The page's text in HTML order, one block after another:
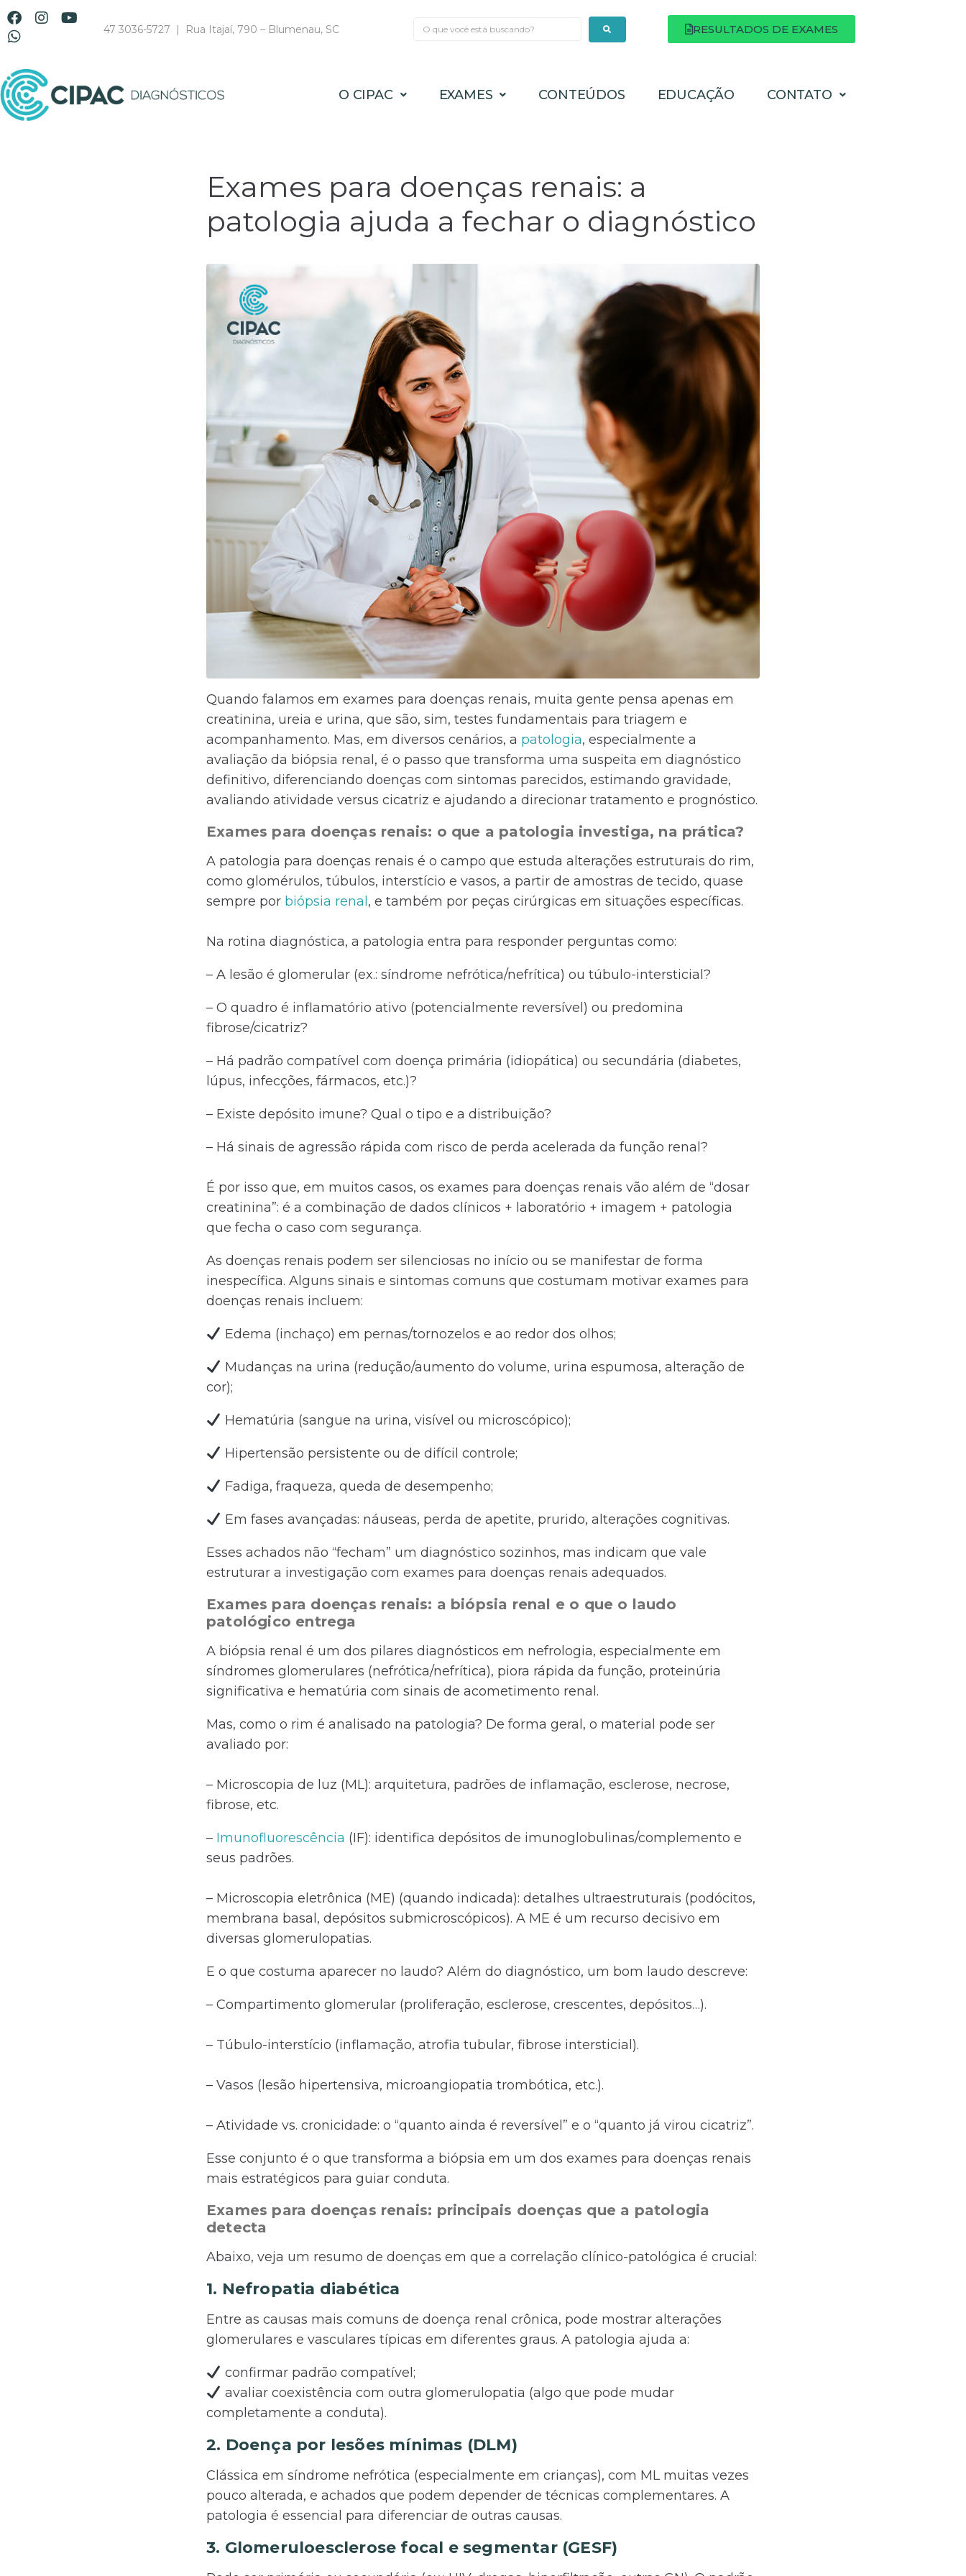
47 3036-5727 | Rua Itajaí, 790 – Blumenau, SC RESULTADOS DE EXAMES
O CIPAC EXAMES CONTEÚDOS EDUCAÇÃO CONTATO
Exames para doenças renais: a
patologia ajuda a fechar o diagnóstico
Quando falamos em exames para doenças renais, muita gente pensa apenas em
creatinina, ureia e urina, que são, sim, testes fundamentais para triagem e
acompanhamento. Mas, em diversos cenários, a patologia, especialmente a
avaliação da biópsia renal, é o passo que transforma uma suspeita em diagnóstico
definitivo, diferenciando doenças com sintomas parecidos, estimando gravidade,
avaliando atividade versus cicatriz e ajudando a direcionar tratamento e prognóstico.
Exames para doenças renais: o que a patologia investiga, na prática?
A patologia para doenças renais é o campo que estuda alterações estruturais do rim,
como glomérulos, túbulos, interstício e vasos, a partir de amostras de tecido, quase
sempre por biópsia renal , e também por peças cirúrgicas em situações específicas.
Na rotina diagnóstica, a patologia entra para responder perguntas como:
– A lesão é glomerular (ex.: síndrome nefrótica/nefrítica) ou túbulo-intersticial?
– O quadro é inflamatório ativo (potencialmente reversível) ou predomina
fibrose/cicatriz?
– Há padrão compatível com doença primária (idiopática) ou secundária (diabetes,
lúpus, infecções, fármacos, etc.)?
– Existe depósito imune? Qual o tipo e a distribuição?
– Há sinais de agressão rápida com risco de perda acelerada da função renal?
É por isso que, em muitos casos, os exames para doenças renais vão além de “dosar
creatinina”: é a combinação de dados clínicos + laboratório + imagem + patologia
que fecha o caso com segurança.
As doenças renais podem ser silenciosas no início ou se manifestar de forma
inespecífica. Alguns sinais e sintomas comuns que costumam motivar exames para
doenças renais incluem:
Edema (inchaço) em pernas/tornozelos e ao redor dos olhos;
Mudanças na urina (redução/aumento do volume, urina espumosa, alteração de
cor);
Hematúria (sangue na urina, visível ou microscópico);
Hipertensão persistente ou de difícil controle;
Fadiga, fraqueza, queda de desempenho;
Em fases avançadas: náuseas, perda de apetite, prurido, alterações cognitivas.
Esses achados não “fecham” um diagnóstico sozinhos, mas indicam que vale
estruturar a investigação com exames para doenças renais adequados.
Exames para doenças renais: a biópsia renal e o que o laudo
patológico entrega
A biópsia renal é um dos pilares diagnósticos em nefrologia, especialmente em
síndromes glomerulares (nefrótica/nefrítica), piora rápida da função, proteinúria
significativa e hematúria com sinais de acometimento renal.
Mas, como o rim é analisado na patologia? De forma geral, o material pode ser
avaliado por:
– Microscopia de luz (ML): arquitetura, padrões de inflamação, esclerose, necrose,
fibrose, etc.
– Imunofluorescência (IF): identifica depósitos de imunoglobulinas/complemento e
seus padrões.
– Microscopia eletrônica (ME) (quando indicada): detalhes ultraestruturais (podócitos,
membrana basal, depósitos submicroscópicos). A ME é um recurso decisivo em
diversas glomerulopatias.
E o que costuma aparecer no laudo? Além do diagnóstico, um bom laudo descreve:
– Compartimento glomerular (proliferação, esclerose, crescentes, depósitos…).
– Túbulo-interstício (inflamação, atrofia tubular, fibrose intersticial).
– Vasos (lesão hipertensiva, microangiopatia trombótica, etc.).
– Atividade vs. cronicidade: o “quanto ainda é reversível” e o “quanto já virou cicatriz”.
Esse conjunto é o que transforma a biópsia em um dos exames para doenças renais
mais estratégicos para guiar conduta.
Exames para doenças renais: principais doenças que a patologia
detecta
Abaixo, veja um resumo de doenças em que a correlação clínico-patológica é crucial:
1. Nefropatia diabética
Entre as causas mais comuns de doença renal crônica, pode mostrar alterações
glomerulares e vasculares típicas em diferentes graus. A patologia ajuda a:
confirmar padrão compatível;
avaliar coexistência com outra glomerulopatia (algo que pode mudar
completamente a conduta).
2. Doença por lesões mínimas (DLM)
Clássica em síndrome nefrótica (especialmente em crianças), com ML muitas vezes
pouco alterada, e achados que podem depender de técnicas complementares. A
patologia é essencial para diferenciar de outras causas.
3. Glomeruloesclerose focal e segmentar (GESF)